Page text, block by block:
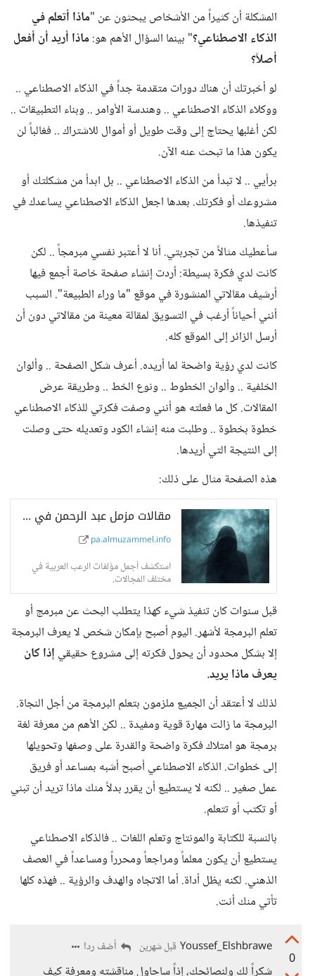
المشكلة أن كثيراً من الأشخاص يبحثون عن "ماذا أتعلم في
الذكاء الاصطناعي؟" بينما السؤال الأهم هو:ماذا أريد أن أفعل
أصلاً؟
لو أخبرتك أن هناك دورات متقدمة جداً في الذكاء الاصطناعي ..
ووكلاء الذكاء الاصطناعي .. وهندسة الأوامر .. وبناء التطبيقات ..
لكن أغلبها يحتاج إلى وقت طويل أو أموال للاشتراك .. فغالباً لن
يكون هذا ما تبحث عنه الآن.
برأيي .. لا تبدأ من الذكاء الاصطناعي .. بل ابدأ من مشكلتك أو
مشروعك أو فكرتك. بعدها اجعل الذكاء الاصطناعي يساعدك في
تنفيذها.
سأعطيك مثالاً من تجربتي. أنا لا أعتبر نفسي مبرمجاً .. لكن
كانت لدي فكرة بسيطة: أردت إنشاء صفحة خاصة أجمع فيها
أرشيف مقالاتي المنشورة في موقع "ما وراء الطبيعة". السبب
أنني أحياناً أرغب في التسويق لمقالة معينة من مقالاتي دون أن
أرسل الزائر إلى الموقع كله.
كانت لدي رؤية واضحة لما أريده. أعرف شكل الصفحة .. وألوان
الخلفية .. وألوان الخطوط .. ونوع الخط .. وطريقة عرض
المقالات. كل ما فعلته هو أنني وصفت فكرتي للذكاء الاصطناعي
خطوة بخطوة .. وطلبت منه إنشاء الكود وتعديله حتى وصلت
إلى النتيجة التي أريدها.
هذه الصفحة مثال على ذلك:
مقالات مزمل عبد الرحمن في ما وراء الطبيعة, قصص رعب, موقع متخصص في الظواهر...
pa.almuzammel.info
استكشف أجمل مؤلفات الرعب العربية في
مختلف المجالات.
قبل سنوات كان تنفيذ شيء كهذا يتطلب البحث عن مبرمج أو
تعلم البرمجة لأشهر. اليوم أصبح بإمكان شخص لا يعرف البرمجة
إلا بشكل محدود أن يحول فكرته إلى مشروع حقيقي إذا كان
يعرف ماذا يريد.
لذلك لا أعتقد أن الجميع ملزمون بتعلم البرمجة من أجل النجاة.
البرمجة ما زالت مهارة قوية ومفيدة .. لكن الأهم من معرفة لغة
برمجة هو امتلاك فكرة واضحة والقدرة على وصفها وتحويلها
إلى خطوات. الذكاء الاصطناعي أصبح أشبه بمساعد أو فريق
عمل صغير .. لكنه لا يستطيع أن يقرر بدلاً منك ماذا تريد أن تبني
أو تكتب أو تتعلم.
بالنسبة للكتابة والمونتاج وتعلم اللغات .. فالذكاء الاصطناعي
يستطيع أن يكون معلماً ومراجعاً ومحرراً ومساعداً في العصف
الذهني. لكنه يظل أداة. أما الاتجاه والهدف والرؤية .. فهذه كلها
تأتي منك أنت.
0
Youssef_Elshbrawe قبل شهرين أضف ردا